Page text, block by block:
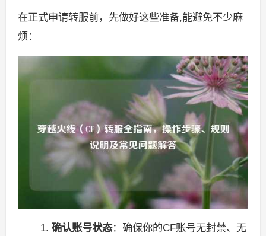
在正式申请转服前，先做好这些准备,能避免不少麻
烦：
确认账号状态：确保你的CF账号无封禁、无